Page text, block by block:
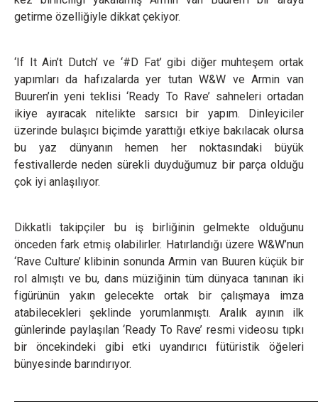
getirme özelliğiyle dikkat çekiyor.
‘If It Ain’t Dutch’ ve ‘#D Fat’ gibi diğer muhteşem ortak
yapımları da hafızalarda yer tutan W&W ve Armin van
Buuren’in yeni teklisi ‘Ready To Rave’ sahneleri ortadan
ikiye ayıracak nitelikte sarsıcı bir yapım. Dinleyiciler
üzerinde bulaşıcı biçimde yarattığı etkiye bakılacak olursa
bu yaz dünyanın hemen her noktasındaki büyük
festivallerde neden sürekli duyduğumuz bir parça olduğu
çok iyi anlaşılıyor.
Dikkatli takipçiler bu iş birliğinin gelmekte olduğunu
önceden fark etmiş olabilirler. Hatırlandığı üzere W&W’nun
‘Rave Culture’ klibinin sonunda Armin van Buuren küçük bir
rol almıştı ve bu, dans müziğinin tüm dünyaca tanınan iki
figürünün yakın gelecekte ortak bir çalışmaya imza
atabilecekleri şeklinde yorumlanmıştı. Aralık ayının ilk
günlerinde paylaşılan ‘Ready To Rave’ resmi videosu tıpkı
bir öncekindeki gibi etki uyandırıcı fütüristik öğeleri
bünyesinde barındırıyor.